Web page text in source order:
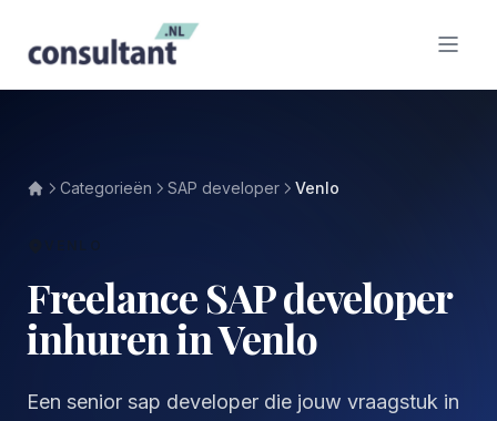
Categorieën SAP developer Venlo
Freelance SAP developer
inhuren in Venlo
Een senior sap developer die jouw vraagstuk in